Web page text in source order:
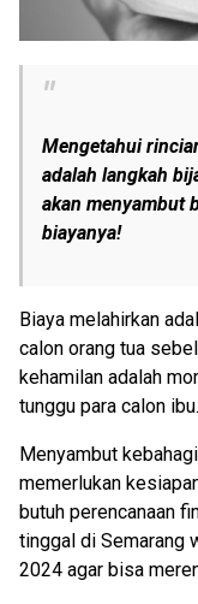
Mengetahui
adalah langkah
akan menyambut
biayanya!
Biaya melahirkan
calon orang tua
kehamilan adalah
tunggu para calon ibu.
Menyambut
memerlukan
butuh perencanaan
tinggal di Semarang
2024 agar bisa